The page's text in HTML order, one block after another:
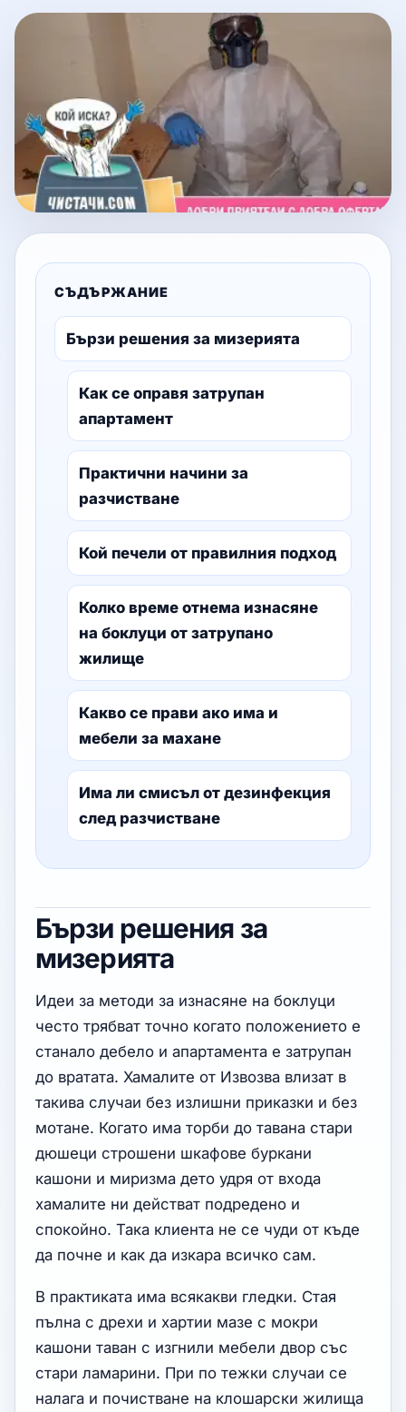
СЪДЪРЖАНИЕ
Бързи решения за мизерията
Как се оправя затрупан
апартамент
Практични начини за
разчистване
Кой печели от правилния подход
Колко време отнема изнасяне
на боклуци от затрупано
жилище
Какво се прави ако има и
мебели за махане
Има ли смисъл от дезинфекция
след разчистване
Бързи решения за
мизерията
Идеи за методи за изнасяне на боклуци
често трябват точно когато положението е
станало дебело и апартамента е затрупан
до вратата. Хамалите от Извозва влизат в
такива случаи без излишни приказки и без
мотане. Когато има торби до тавана стари
дюшеци строшени шкафове буркани
кашони и миризма дето удря от входа
хамалите ни действат подредено и
спокойно. Така клиента не се чуди от къде
да почне и как да изкара всичко сам.
В практиката има всякакви гледки. Стая
пълна с дрехи и хартии мазе с мокри
кашони таван с изгнили мебели двор със
стари ламарини. При по тежки случаи се
налага и почистване на клошарски жилища